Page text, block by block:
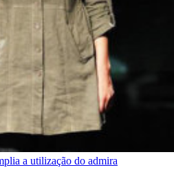
a utilização do admira